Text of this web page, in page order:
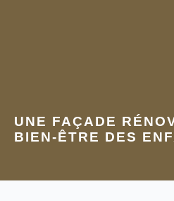
UNE FAÇADE
BIEN-ÊTRE DES